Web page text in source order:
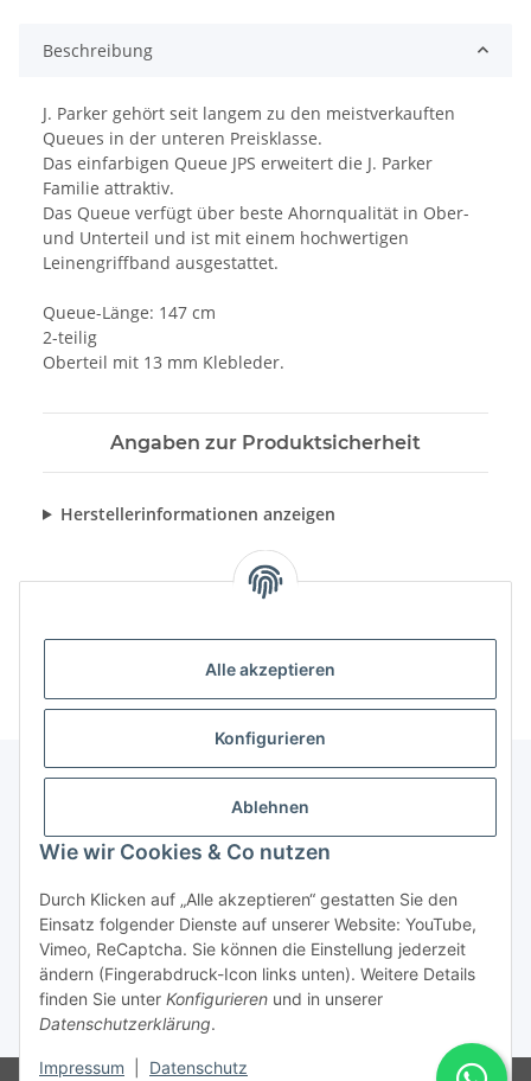
Alle akzeptieren
Konfigurieren
Ablehnen
Wie wir Cookies & Co nutzen
Durch Klicken auf „Alle akzeptieren“ gestatten Sie den
Einsatz folgender Dienste auf unserer Website: YouTube,
Vimeo, ReCaptcha. Sie können die Einstellung jederzeit
ändern (Fingerabdruck-Icon links unten). Weitere Details
finden Sie unter Konfigurieren und in unserer
Datenschutzerklärung.
Impressum Datenschutz
Beschreibung
J. Parker gehört seit langem zu den meistverkauften
Queues in der unteren Preisklasse.
Das einfarbigen Queue JPS erweitert die J. Parker
Familie attraktiv.
Das Queue verfügt über beste Ahornqualität in Ober-
und Unterteil und ist mit einem hochwertigen
Leinengriffband ausgestattet.
Queue-Länge: 147 cm
2-teilig
Oberteil mit 13 mm Klebleder.
Angaben zur Produktsicherheit
Herstellerinformationen anzeigen
Gesetzliche Informationen
Vertrag widerrufen
* Alle Preise inkl. gesetzlicher USt., zzgl.